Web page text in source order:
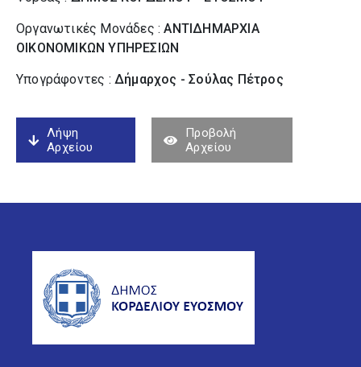
Οργανωτικές Μονάδες :ΑΝΤΙΔΗΜΑΡΧΙΑ
ΟΙΚΟΝΟΜΙΚΩΝ ΥΠΗΡΕΣΙΩΝ
Υπογράφοντες : Δήμαρχος - Σούλας Πέτρος
Λήψη
Αρχείου
Προβολή
Αρχείου